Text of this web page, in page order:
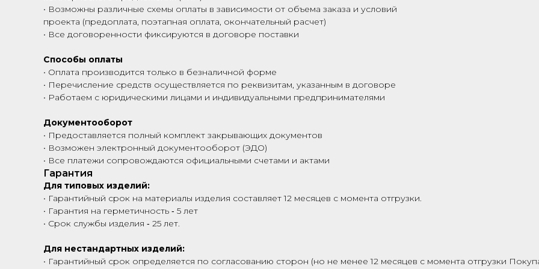
• Возможны различные схемы оплаты в зависимости от объема заказа и условий
проекта (предоплата, поэтапная оплата, окончательный расчет)
• Все договоренности фиксируются в договоре поставки
Способы оплаты
• Оплата производится только в безналичной форме
• Перечисление средств осуществляется по реквизитам, указанным в договоре
• Работаем с юридическими лицами и индивидуальными предпринимателями
Документооборот
• Предоставляется полный комплект закрывающих документов
• Возможен электронный документооборот (ЭДО)
• Все платежи сопровождаются официальными счетами и актами
Гарантия
Для типовых изделий:
• Гарантийный срок на материалы изделия составляет 12 месяцев с момента отгрузки.
• Гарантия на герметичность ‑ 5 лет
• Срок службы изделия ‑ 25 лет.
Для нестандартных изделий:
• Гарантийный срок определяется по согласованию сторон (но не менее 12 месяцев с момента отгрузки